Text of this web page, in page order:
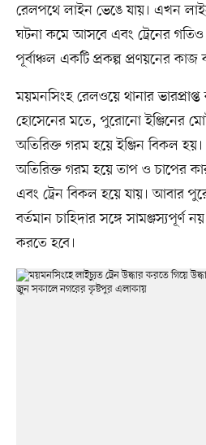
রেলপথে লাইন ভেঙে যায়। এখন
ঘটনা কমে আসবে এবং ট্রেনের
পূর্বাঞ্চল একটি প্রকল্প প্রণয়নের কাজ
ময়মনসিংহ রেলওয়ে থানার
হোসেনের মতে, পুরোনো ইঞ্জিনের
অতিরিক্ত গরম হয়ে ইঞ্জিন বিকল
অতিরিক্ত গরম হয়ে তাপ ও চাপের
এবং ট্রেন বিকল হয়ে যায়। আবার
বর্তমান চাহিদার সঙ্গে সামঞ্জস্যপূর্ণ
করতে হবে।